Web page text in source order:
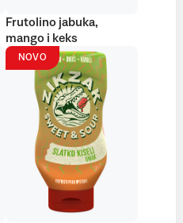
Frutolino jabuka,
mango i keks
NOVO